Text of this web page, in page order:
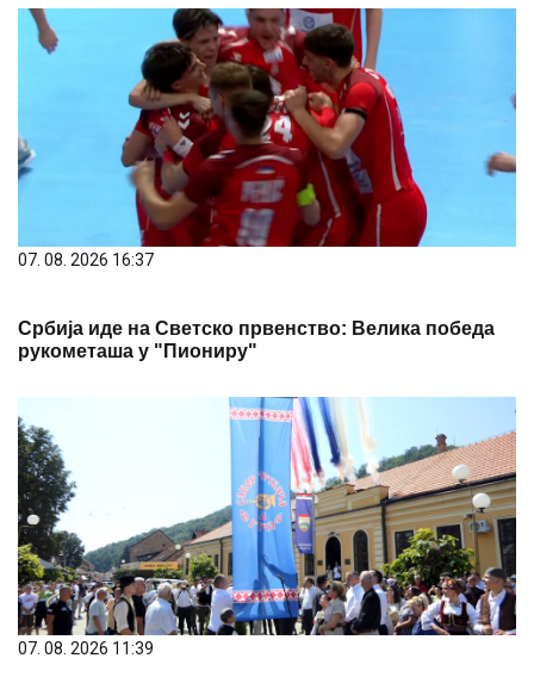
07. 08. 2026 16:37
Србија иде на Светско првенство: Велика победа
рукометаша у "Пиониру"
07. 08. 2026 11:39